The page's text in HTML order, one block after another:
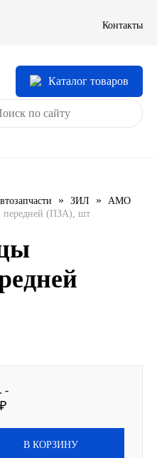
Контакты
Каталог товаров
» ЗИЛ »
АМО
передней (ПЗА), шт
-
В КОРЗИНУ